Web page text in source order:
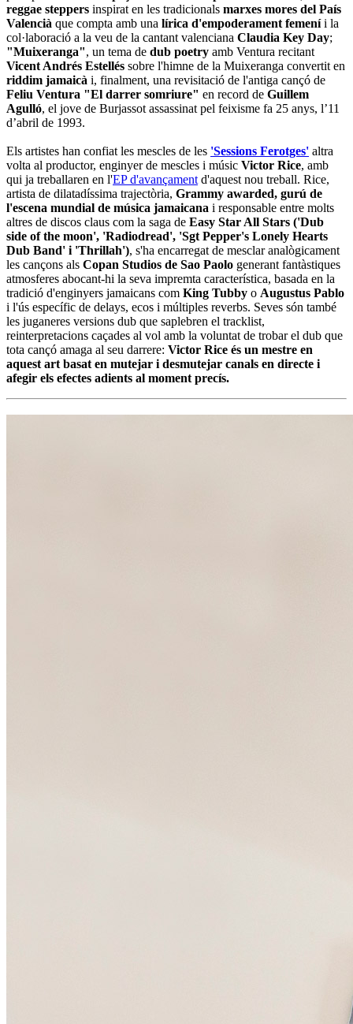
reggae steppers inspirat en les tradicionals marxes mores del País
Valencià que compta amb una lírica d'empoderament femeníi la
col·laboració a la veu de la cantant valenciana Claudia Key Day;
"Muixeranga", un tema de dub poetry amb Ventura recitant
Vicent Andrés Estellés sobre l'himne de la Muixeranga convertit en
riddim jamaicà i, finalment, una revisitació de l'antiga cançó de
Feliu Ventura "El darrer somriure" en record de Guillem
Agulló, el jove de Burjassot assassinat pel feixisme fa 25 anys, l’11
d’abril de 1993.
Els artistes han confiat les mescles de les 'Sessions Ferotges' altra
volta al productor, enginyer de mescles i músic Victor Rice, amb
qui ja treballaren en l'EP d'avançament d'aquest nou treball. Rice,
artista de dilatadíssima trajectòria, Grammy awarded, gurú de
l'escena mundial de música jamaicana i responsable entre molts
altres de discos claus com la saga de Easy Star All Stars ('Dub
side of the moon', 'Radiodread', 'Sgt Pepper's Lonely Hearts
Dub Band' i 'Thrillah'), s'ha encarregat de mesclar analògicament
les cançons als Copan Studios de Sao Paolo generant fantàstiques
atmosferes abocant-hi la seva impremta característica, basada en la
tradició d'enginyers jamaicans com King Tubby o Augustus Pablo
i l'ús específic de delays, ecos i múltiples reverbs. Seves són també
les juganeres versions dub que saplebren el tracklist,
reinterpretacions caçades al vol amb la voluntat de trobar el dub que
tota cançó amaga al seu darrere: Victor Rice és un mestre en
aquest art basat en mutejar i desmutejar canals en directe i
afegir els efectes adients al moment precís.